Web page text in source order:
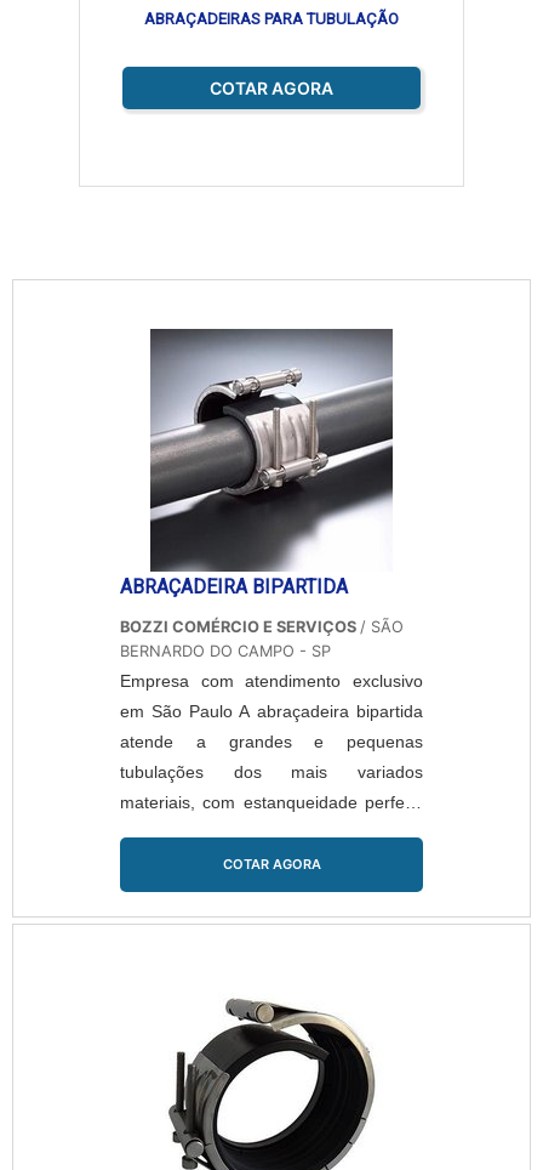
ABRAÇADEIRAS PARA TUBULAÇÃO
COTAR AGORA
ABRAÇADEIRA BIPARTIDA
BOZZI COMÉRCIO E SERVIÇOS / SÃO
BERNARDO DO CAMPO - SP
Empresa com atendimento exclusivo
em São Paulo A abraçadeira bipartida
atende a grandes e pequenas
tubulações dos mais variados
materiais, com estanqueidade perfeita
progressiva com lábios dinâmicos, que
oferecem a melhor aplicação de
maneira rápida e eficiente, não
bipartida para reparo de tubulação
reduzem custos, geram grande ec...
COTAR AGORA